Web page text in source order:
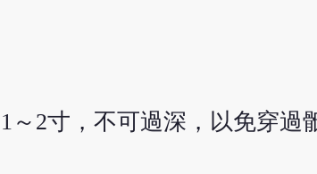
～2寸，不可過深，以免穿過